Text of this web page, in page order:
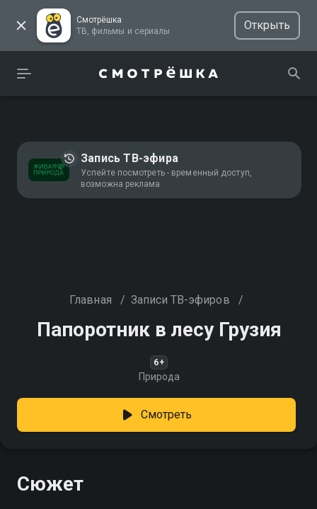
Смотрёшка
ТВ, фильмы и сериалы
Открыть
Запись ТВ-эфира
Успейте посмотреть - временный доступ,
возможна реклама
Главная / Записи ТВ-эфиров /
Папоротник в лесу Грузия
6+
Природа
Смотреть
Сюжет